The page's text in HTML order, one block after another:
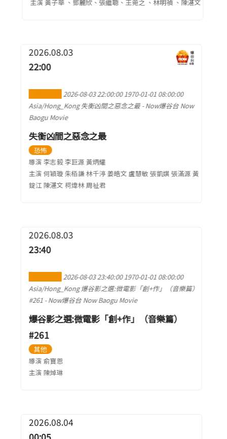
主演 黃子華 、鄧麗欣、張繼聰、王菀之 、林明禎 、陳湛文
2026.08.03
22:00
2026-08-03 22:00:00 1970-01-01 08:00:00
Asia/Hong_Kong 失衡凶間之惡念之最 - Now爆谷台 Now
Baogu Movie
失衡凶間之惡念之最
恐怖
導演 李志毅 李巨源 黃炳耀
主演 何穎璇 朱栢謙 林千渟 姜皓文 盧慧敏 張凱娸 張滿源 黃
錠江 陳湛文 柯煒林 周祉君
2026.08.03
23:40
2026-08-03 23:40:00 1970-01-01 08:00:00
Asia/Hong_Kong 爆谷影之選:微電影「創+作」（音樂篇）
#261 - Now爆谷台 Now Baogu Movie
爆谷影之選:微電影「創+作」（音樂篇）
#261
其他
導演 俞寶恩
主演 陳焯琳
2026.08.04